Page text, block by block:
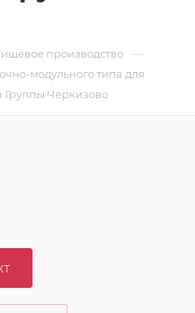
производство —
модульного типа для
Группы Черкизово